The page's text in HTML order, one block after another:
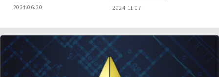
2024.06.20
2024.11.07